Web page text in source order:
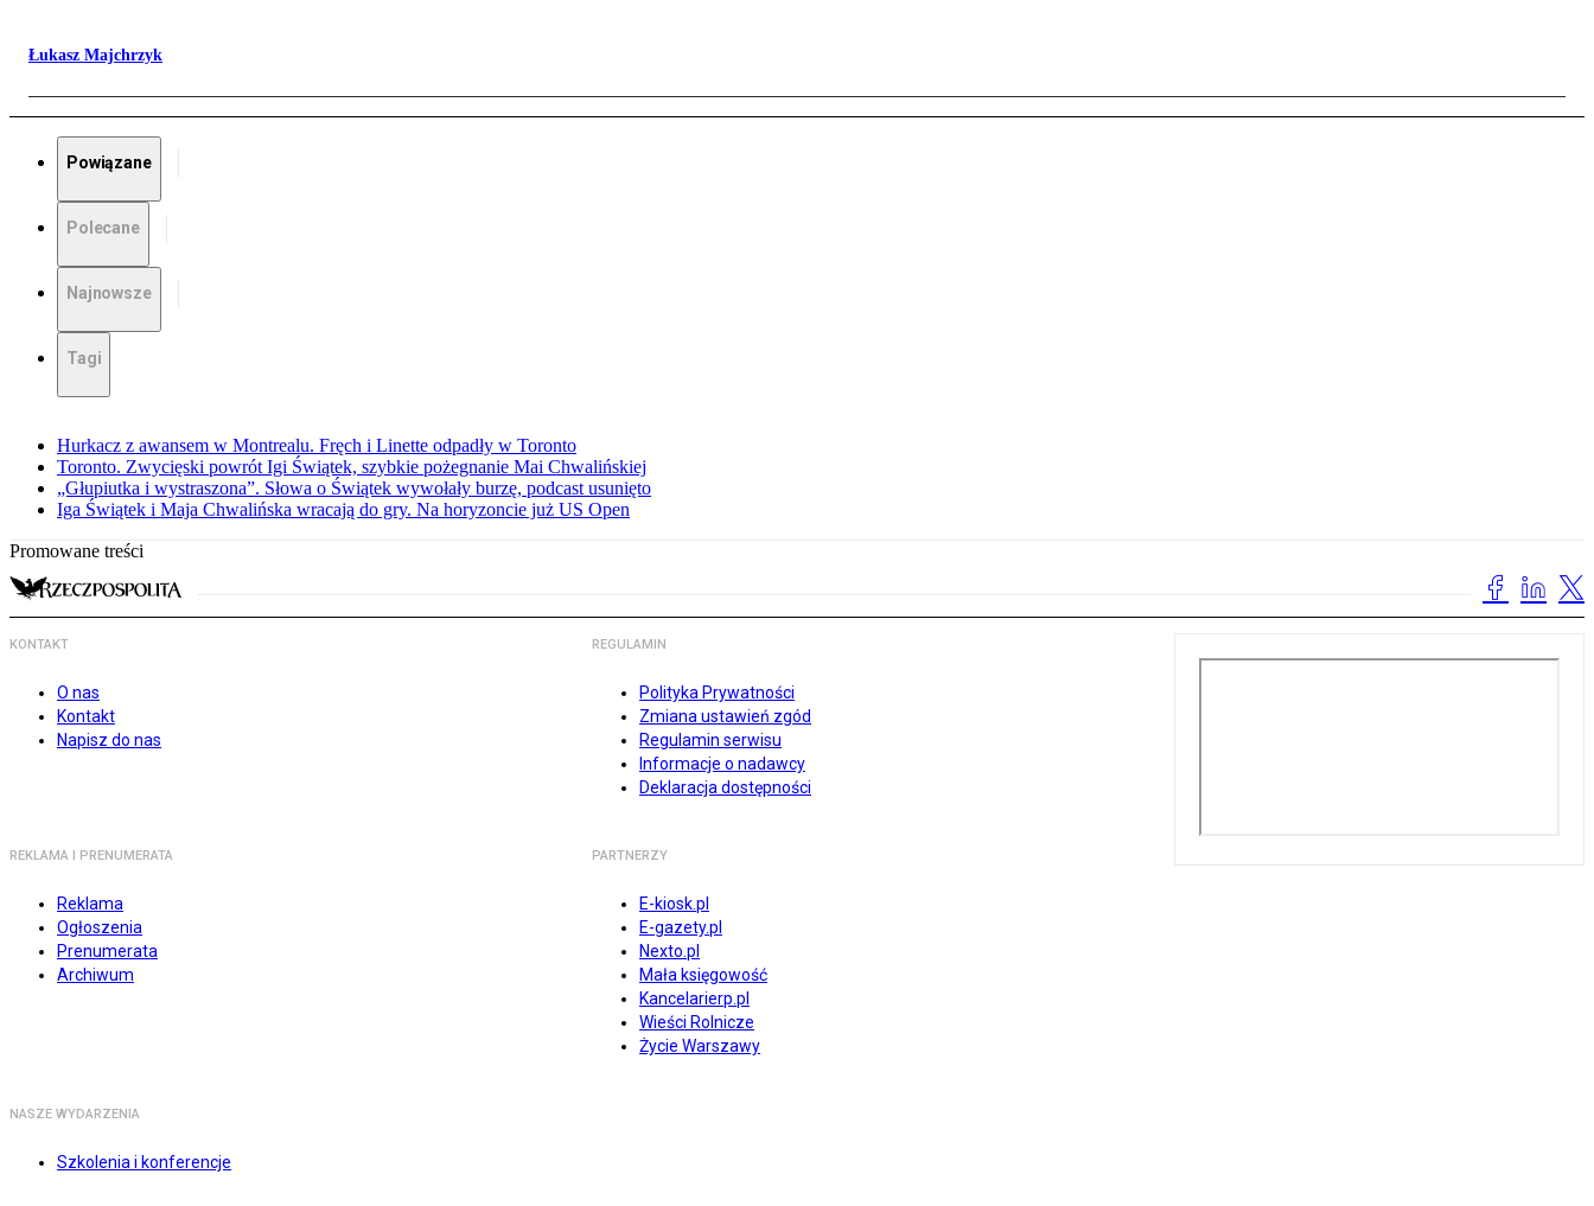
Łukasz Majchrzyk
Powiązane
Polecane
Najnowsze
Tagi
Hurkacz z awansem w Montrealu. Fręch i Linette odpadły w Toronto
Toronto. Zwycięski powrót Igi Świątek, szybkie pożegnanie Mai Chwalińskiej
„Głupiutka i wystraszona”. Słowa o Świątek wywołały burzę, podcast usunięto
Iga Świątek i Maja Chwalińska wracają do gry. Na horyzoncie już US Open
Promowane treści
KONTAKT
O nas
Kontakt
Napisz do nas
REGULAMIN
Polityka Prywatności
Zmiana ustawień zgód
Regulamin serwisu
Informacje o nadawcy
Deklaracja dostępności
REKLAMA I PRENUMERATA
Reklama
Ogłoszenia
Prenumerata
Archiwum
PARTNERZY
E-kiosk.pl
E-gazety.pl
Nexto.pl
Mała księgowość
Kancelarierp.pl
Wieści Rolnicze
Życie Warszawy
NASZE WYDARZENIA
Szkolenia i konferencje